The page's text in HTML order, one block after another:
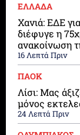
ΕΛΛΑΔΑ
Χανιά: ΕΔΕ
διέφυγε η
ανακοίνωση
16 Λεπτά Πριν
ΠΑΟΚ
Λίσι: Μας
μόνος
24 Λεπτά Πριν